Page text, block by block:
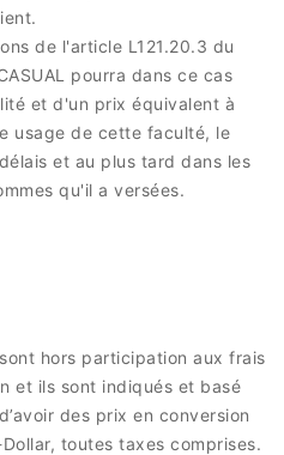
de l'article L121.20.3 du
pourra dans ce cas
et d'un prix équivalent à
usage de cette faculté, le
et au plus tard dans les
qu'il a versées.
hors participation aux frais
et ils sont indiqués et basé
des prix en conversion
toutes taxes comprises.